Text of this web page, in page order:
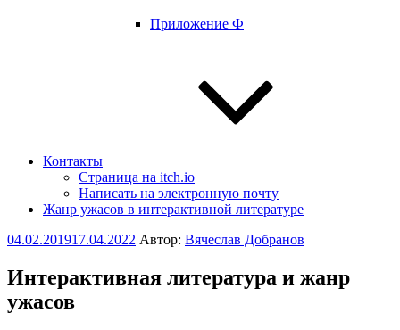
Приложение Ф
Контакты
Страница на itch.io
Написать на электронную почту
Жанр ужасов в интерактивной литературе
Опубликовано
04.02.201917.04.2022 Автор: Вячеслав Добранов
Интерактивная литература и жанр
ужасов